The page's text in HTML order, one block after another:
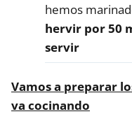
hemos
hervir por 50
servir
Vamos a preparar
va cocinando